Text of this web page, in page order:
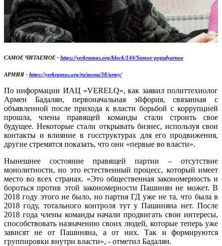
САМОЕ ЧИТАЕМОЕ - https://yerkramas.org/block/144/Samoe-populyarnoe
АРМИЯ - https://yerkramas.org/ru/menu/38/army/
По информации ИАЦ «VERELQ», как заявил политтехнолог
Армен Бадалян, первоначальная эйфория, связанная с
объявленной после прихода к власти борьбой с коррупцией
прошла, члены правящей команды стали строить свое
будущее. Некоторые стали открывать бизнес, используя свои
контакты и влияние в госструктурах для его продвижения,
другие стремятся показать, что они «первые во власти».
Нынешнее состояние правящей партии – отсутствие
монолитности, но это естественный процесс, который имеет
место во всех странах. «Это общественная закономерность и
бороться против этой закономерности Пашинян не может. В
2018 году этого не было, но партия ГД уже не та, что была в
2018 году, тотального контроля тут у Пашиняна нет. После
2018 года члены команды начали продвигать свои интересы,
способствовать назначению своих людей, которые теперь уже
зависят не от Пашиняна, а от них. Так и формируются
группировки внутри власти», - отметил Бадалян.